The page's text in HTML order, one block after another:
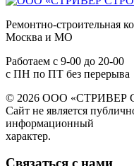
Ремонтно-
Москва и МО
Работаем с 9-00 до 20-00
с ПН по ПТ без перерыва
© 2026 ООО «СТРИВЕР
Сайт не является
информационный
характер.
Связаться с нами